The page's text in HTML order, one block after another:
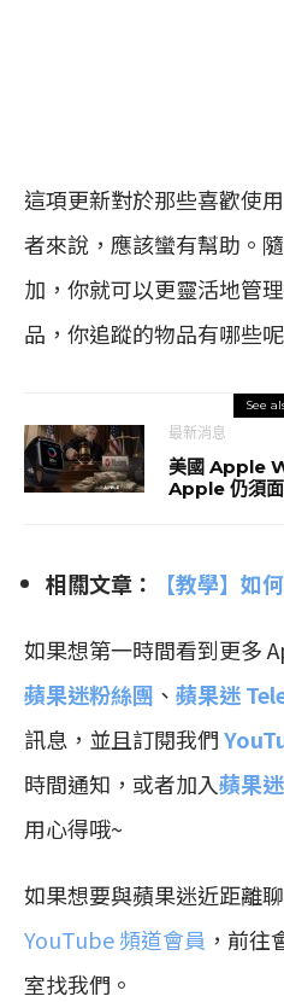
這項更新對於那些喜歡使
者來說，應該蠻有幫助。
加，你就可以更靈活地管
品，你追蹤的物品有哪些
See
最新消息
美國 Apple
Apple 仍須
相關文章： 【教學】如
如果想第一時間看到更多
蘋果迷粉絲團 、 蘋果迷
訊息，並且訂閱我們
時間通知，或者加入蘋果
用心得哦~
如果想要與蘋果迷近距離
YouTube 頻道會員 ，前往
室找我們。